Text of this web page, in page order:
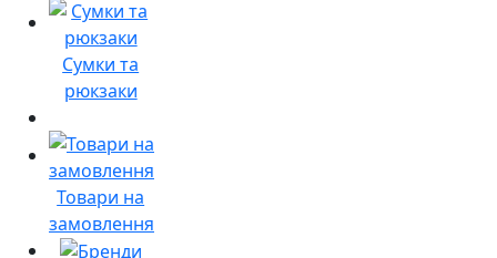
Сумки та
рюкзаки
Товари на
замовлення